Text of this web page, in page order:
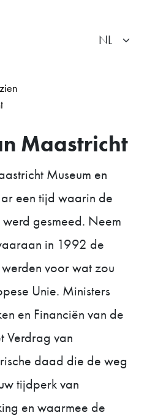
Maastricht
Museum en
een tijd waarin de
gesmeed. Neem
in 1992 de
voor wat zou
Unie. Ministers
en Financiën van de
Verdrag van
daad die de weg
tijdperk van
en waarmee de